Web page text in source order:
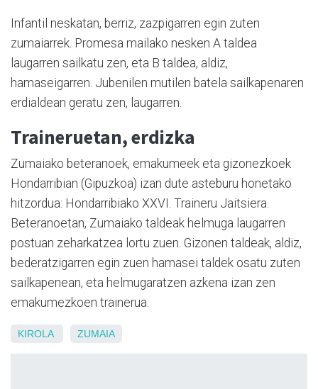
Infantil neskatan, berriz, zazpigarren egin zuten
zumaiarrek. Promesa mailako nesken A taldea
laugarren sailkatu zen, eta B taldea, aldiz,
hamaseigarren. Jubenilen mutilen batela sailkapenaren
erdialdean geratu zen, laugarren.
Traineruetan, erdizka
Zumaiako beteranoek, emakumeek eta gizonezkoek
Hondarribian (Gipuzkoa) izan dute asteburu honetako
hitzordua: Hondarribiako XXVI. Traineru Jaitsiera.
Beteranoetan, Zumaiako taldeak helmuga laugarren
postuan zeharkatzea lortu zuen. Gizonen taldeak, aldiz,
bederatzigarren egin zuen hamasei taldek osatu zuten
sailkapenean, eta helmugaratzen azkena izan zen
emakumezkoen trainerua.
KIROLA ZUMAIA